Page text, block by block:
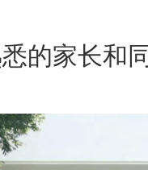
的家长和